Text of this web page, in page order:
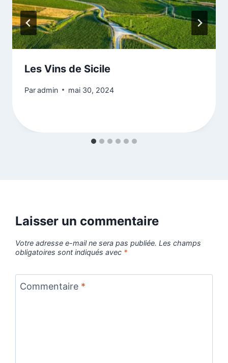
Les Vins de Sicile
Paradmin mai 30, 2024
Laisser un commentaire
Votre adresse e-mail ne sera pas publiée. Les champs
obligatoires sont indiqués avec *
Commentaire *